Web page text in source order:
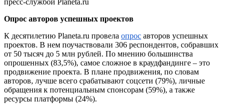
пресс-службой Planeta.ru
Опрос авторов успешных проектов
К десятилетию Planeta.ru провела опрос авторов успешных
проектов. В нем поучаствовали 306 респондентов, собравших
от 50 тысяч до 5 млн рублей. По мнению большинства
опрошенных (83,5%), самое сложное в краудфандинге – это
продвижение проекта. В плане продвижения, по словам
авторов, лучше всего срабатывают соцсети (79%), личные
обращения к потенциальным спонсорам (59%), а также
ресурсы платформы (24%).